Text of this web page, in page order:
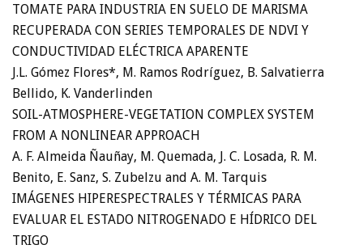
TOMATE PARA INDUSTRIA EN SUELO DE MARISMA
RECUPERADA CON SERIES TEMPORALES DE NDVI Y
CONDUCTIVIDAD ELÉCTRICA APARENTE
J.L. Gómez Flores*, M. Ramos Rodríguez, B. Salvatierra
Bellido, K. Vanderlinden
SOIL-ATMOSPHERE-VEGETATION COMPLEX SYSTEM
FROM A NONLINEAR APPROACH
A. F. Almeida Ñauñay, M. Quemada, J. C. Losada, R. M.
Benito, E. Sanz, S. Zubelzu and A. M. Tarquis
IMÁGENES HIPERESPECTRALES Y TÉRMICAS PARA
EVALUAR EL ESTADO NITROGENADO E HÍDRICO DEL
TRIGO